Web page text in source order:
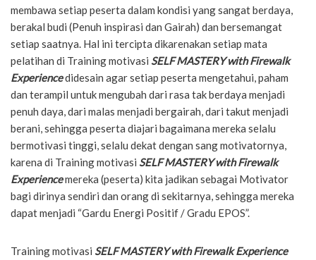
membawa setiap peserta dalam kondisi yang sangat berdaya,
berakal budi (Penuh inspirasi dan Gairah) dan bersemangat
setiap saatnya. Hal ini tercipta dikarenakan setiap mata
pelatihan di Training motivasi SELF MASTERY with Firewalk
Experiencedidesain agar setiap peserta mengetahui, paham
dan terampil untuk mengubah dari rasa tak berdaya menjadi
penuh daya, dari malas menjadi bergairah, dari takut menjadi
berani, sehingga peserta diajari bagaimana mereka selalu
bermotivasi tinggi, selalu dekat dengan sang motivatornya,
karena di Training motivasi SELF MASTERY with Firewalk
Experiencemereka (peserta) kita jadikan sebagai Motivator
bagi dirinya sendiri dan orang di sekitarnya, sehingga mereka
dapat menjadi “Gardu Energi Positif / Gradu EPOS”.
Training motivasi SELF MASTERY with Firewalk Experience